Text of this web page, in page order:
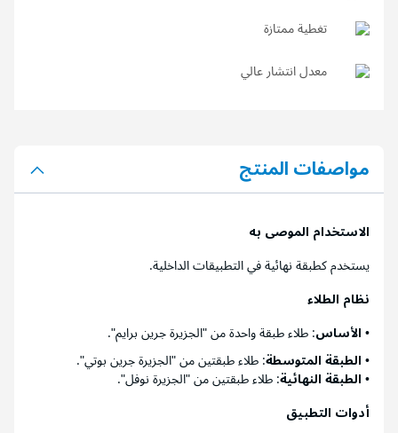
تغطية ممتازة
معدل انتشار عالي
مواصفات المنتج
الاستخدام الموصى به
يستخدم كطبقة نهائية في التطبيقات الداخلية.
نظام الطلاء
•الأساس: طلاء طبقة واحدة من "الجزيرة جرين برايم".
•الطبقة المتوسطة: طلاء طبقتين من "الجزيرة جرين بوتي".
•الطبقة النهائية: طلاء طبقتين من "الجزيرة نوفل".
أدوات التطبيق